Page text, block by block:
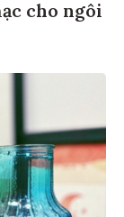
cho ngôi